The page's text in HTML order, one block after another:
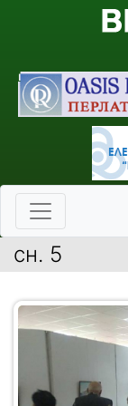
сн. 5